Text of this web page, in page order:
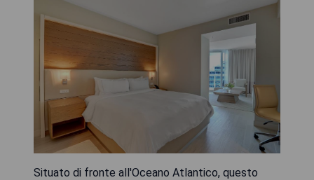
Situato di fronte all'Oceano Atlantico, questo